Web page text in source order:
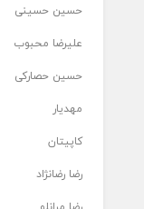
حسین حسینی
علیرضا محبوب
حسین حصارکی
مهدیار
کاپیتان
رضا رضانژاد